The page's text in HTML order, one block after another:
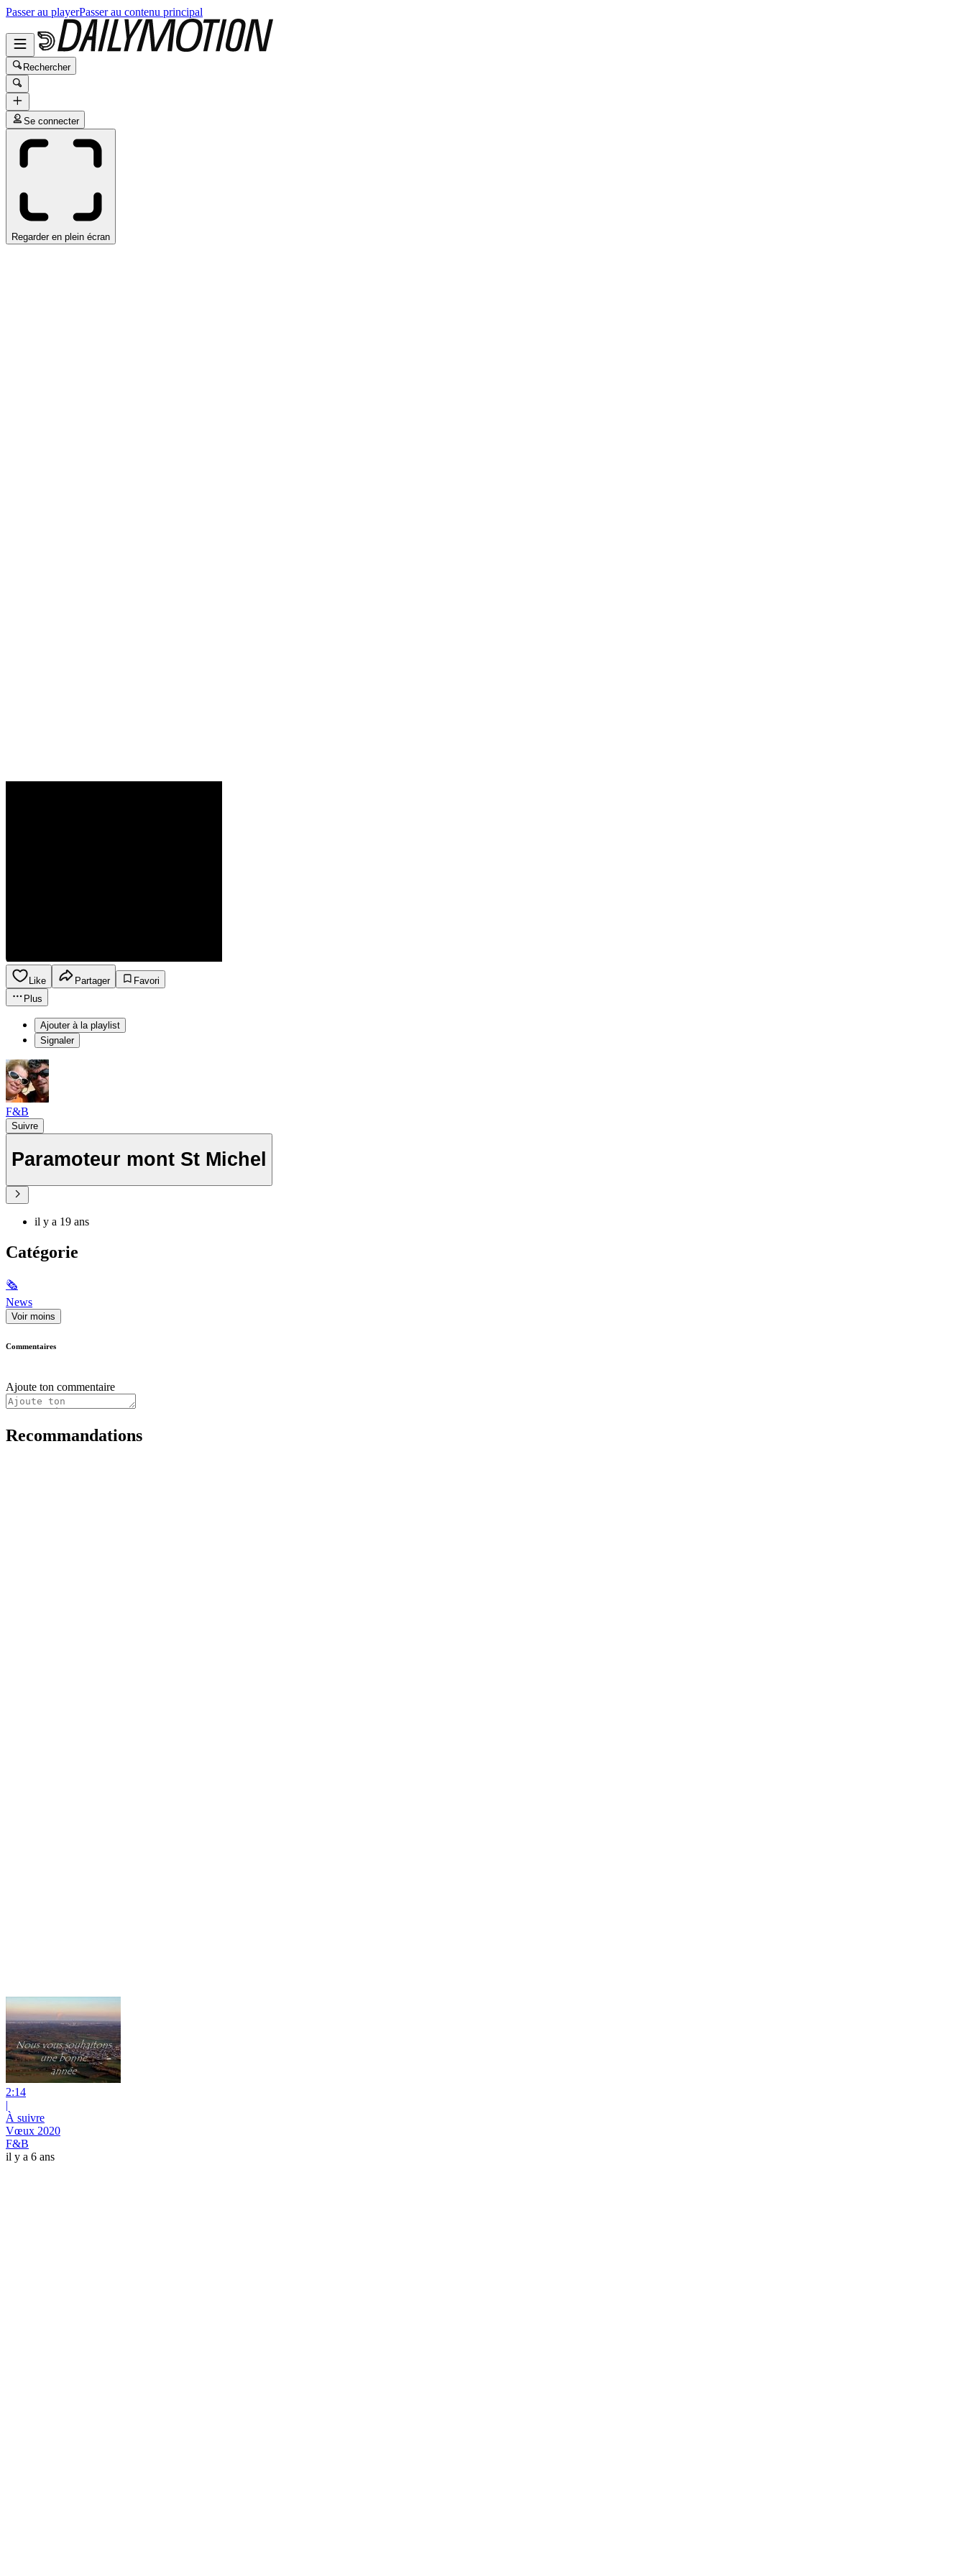
Passer au playerPasser au contenu principal
Rechercher
Se connecter
Regarder en plein écran
Like Partager
Favori
Plus
Ajouter à la playlist
Signaler
F&B
Suivre
Paramoteur mont St Michel
il y a 19 ans
Catégorie
🗞
News
Voir moins
Commentaires
Ajoute ton commentaire
Recommandations
2:14
|
À suivre
Vœux 2020
F&B
il y a 6 ans